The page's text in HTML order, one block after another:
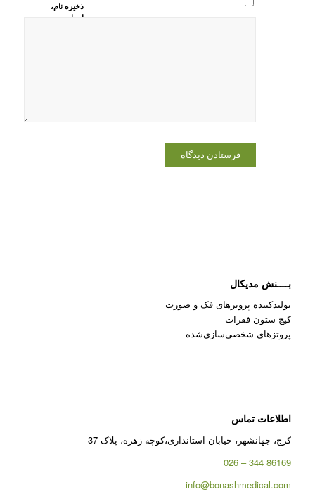
ذخیره نام،
ایمیل و
بــــنش مدیکال
تولیدکننده پروتزهای فک و صورت
کیج ستون فقرات
پروتزهای شخصی‌سازی‌شده
اطلاعات تماس
کرج، جهانشهر، خیابان استانداری،کوچه زهره، پلاک 37
86169 344 – 026
info@bonashmedical.com